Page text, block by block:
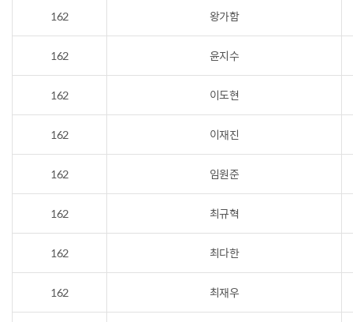
162 왕가함
162 윤지수
162 이도현
162 이재진
162 임원준
162 최규혁
162 최다한
162 최재우